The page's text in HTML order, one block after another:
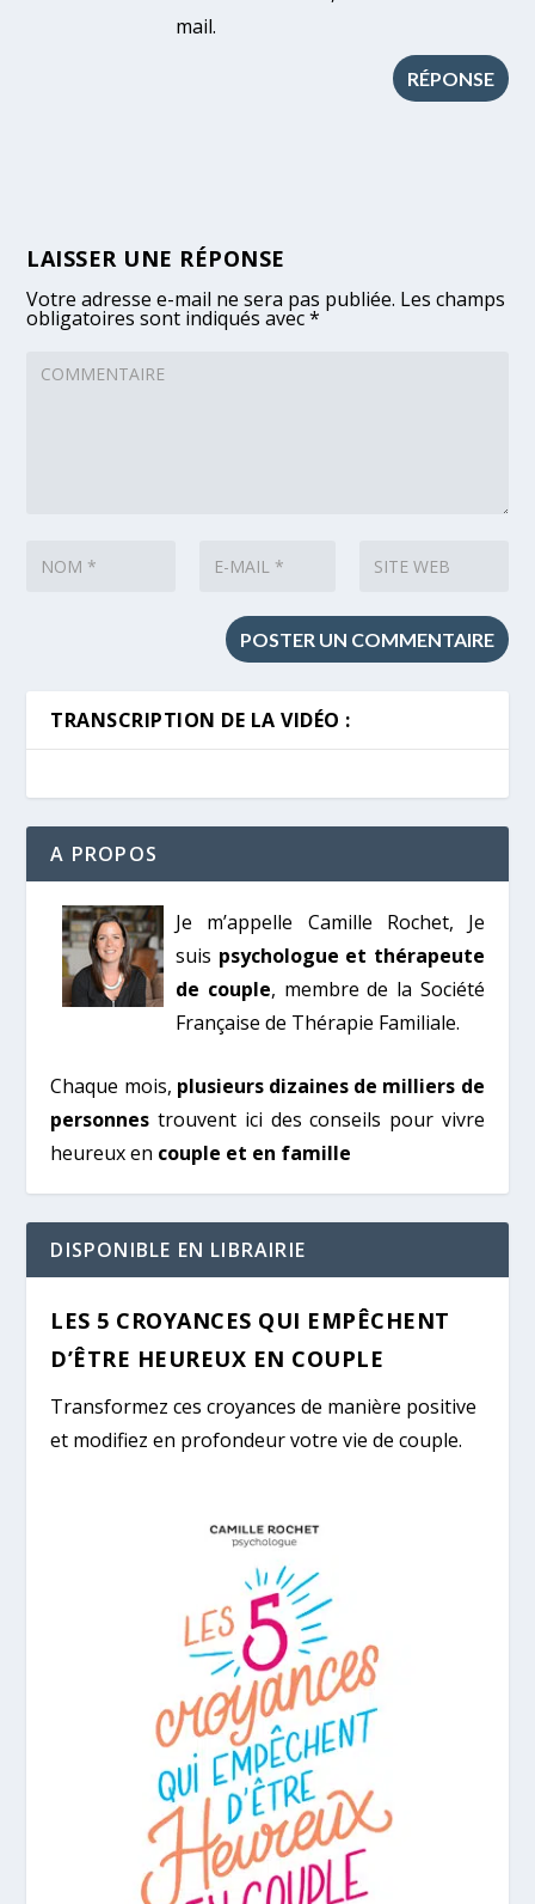
mail.
RÉPONSE
LAISSER UNE RÉPONSE
Votre adresse e-mail ne sera pas publiée. Les champs
obligatoires sont indiqués avec*
TRANSCRIPTION DE LA VIDÉO :
A PROPOS
Je m’appelle Camille Rochet, Je
suis psychologue et thérapeute
de couple, membre de la Société
Française de Thérapie Familiale.
Chaque mois, plusieurs dizaines de milliers de
personnes trouvent ici des conseils pour vivre
heureux en couple et en famille
DISPONIBLE EN LIBRAIRIE
LES 5 CROYANCES QUI EMPÊCHENT
D’ÊTRE HEUREUX EN COUPLE
Transformez ces croyances de manière positive
et modifiez en profondeur votre vie de couple.